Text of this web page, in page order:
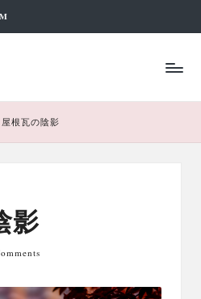
屋根瓦の陰影
影